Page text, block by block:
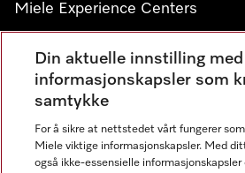
Miele Experience Centers
Miele Outlet Nesbru
Nyhetsbrev
Din aktuelle innstilling med
informasjonskapsler som
samtykke
For å sikre at nettstedet vårt fungerer
Miele viktige informasjonskapsler. Med
også ikke-essensielle informasjonskapsler